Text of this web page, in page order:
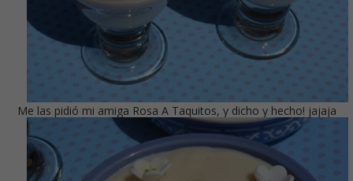
Me las pidió mi amiga Rosa A Taquitos, y dicho y hecho! jajaja